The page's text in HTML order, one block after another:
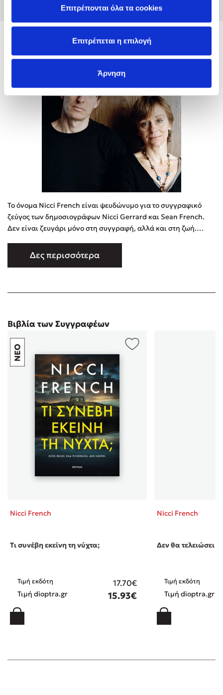
Επιτρέπονται όλα τα cookies
Επιτρέπεται η επιλογή
Άρνηση
Το όνοµα Nicci French είναι ψευδώνυµο για το συγγραφικό
ζεύγος των δηµοσιογράφων Nicci Gerrard και Sean French.
Δεν είναι ζευγάρι µόνο στη συγγραφή, αλλά και στη ζωή.
Διόπτρα κυκλοφορεί η σειρά ψυχολογικών θρίλερ µε ηρωίδα
τη Φρίντα Κλάιν Blue Monday, Tuesday’s Gone, Σκοτεινή
Δες περισσότερα
Βιβλία των Συγγραφέων
Nicci French
Τι συνέβη εκείνη τη νύχτα;
Τιμή εκδότη 17.70€
Τιμή dioptra.gr 15.93€
Nicci French
Δεν θα τελειώσει
Τιμή εκδότη
Τιμή dioptra.gr